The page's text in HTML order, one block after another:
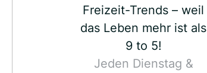
Freizeit-Trends – weil
das Leben mehr ist als
9 to 5!
Jeden Dienstag &